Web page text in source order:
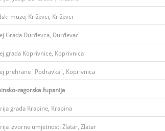
muzej Križevci, Križevci
Grada Đurđevca, Đurđevac
grada Koprivnice, Koprivnica
prehrane "Podravka", Koprivnica
zagorska županija
grada Krapine, Krapina
izvorne umjetnosti Zlatar, Zlatar